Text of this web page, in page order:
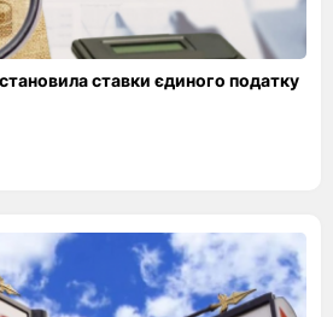
ставки єдиного податку